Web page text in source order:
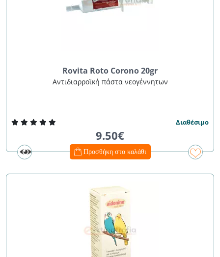
Rovita Roto Corono 20gr
Αντιδιαρροϊκή πάστα νεογέννητων
Διαθέσιμο
9.50€
Προσθήκη στο καλάθι